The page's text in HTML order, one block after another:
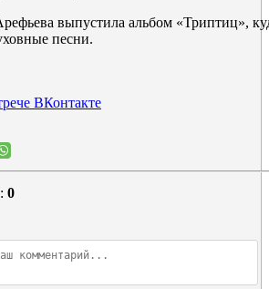
выпустила альбом «Триптиц»,
песни.
ВКонтакте
: 0